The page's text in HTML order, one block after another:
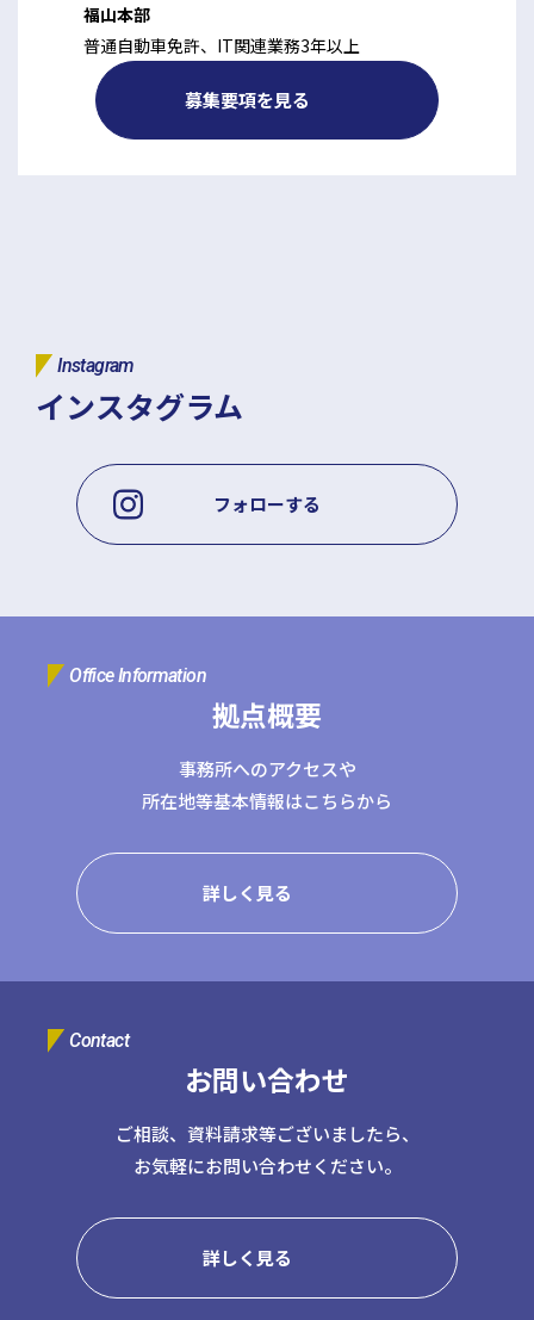
福山本部
普通自動車免許、IT関連業務3年以上
募集要項を見る
Instagram
インスタグラム
フォローする
Office Information
拠点概要
事務所へのアクセスや
所在地等基本情報はこちらから
詳しく見る
Contact
お問い合わせ
ご相談、資料請求等ございましたら、
お気軽にお問い合わせください。
詳しく見る